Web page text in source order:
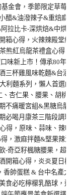
基金會，季節限定草莓
醋&油潑辣子&重焙麻
阿拉比卡-深烘焙&中烘
箱心得，火辣辣殿堂
熊紅烏龍茶禮盒心得
味新上市！傳承80年
三杯雞風味乾麵&台酒
利麵系列，懶人首選
、杏仁果、腰果、胡桃
不痛暖宮組&黑糖烏
必喝月康茶三階段調
得，原味、蒜味、辣
得，激麻拌麵&堅果辣
-奇亞籽楓糖腰果，超
開箱心得，炎炎夏日
香帥蛋糕 & 台中名產
食必吃檸檬乳酪球，還